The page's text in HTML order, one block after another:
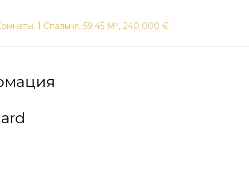
1 Спальня, 59.45 М², 240 000 €